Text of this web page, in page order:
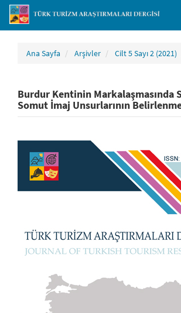
Ana Sayfa Arşivler Cilt 5 Sayı 2 (2021)
Burdur Kentinin Markalaşmasında
Somut İmaj Unsurlarının